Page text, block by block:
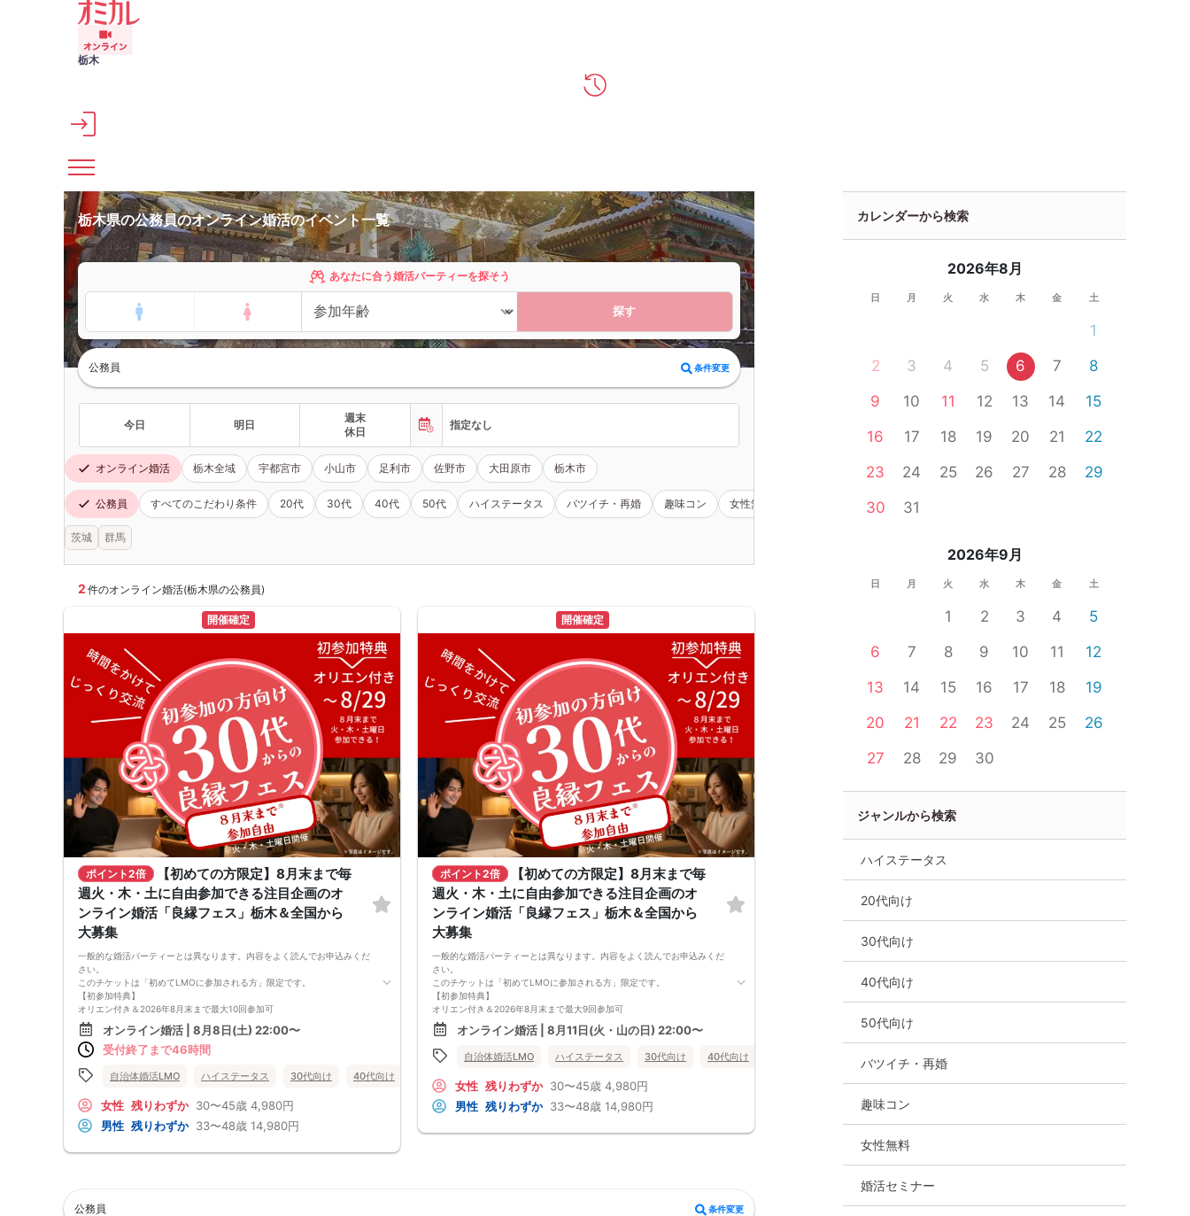
メインコンテンツへスキップ
栃木
栃木県の公務員のオンライン婚活のイベント一覧
あなたに合う婚活パーティーを探そう
探す
公務員 条件変更
今日 明日
週末
休日
指定なし
オンライン婚活 栃木全域 宇都宮市 小山市 足利市 佐野市 大田原市 栃木市
公務員 すべてのこだわり条件 20代 30代 40代 50代 ハイステータス バツイチ・再婚 趣味コン 女性無料 一人参加限定
茨城 群馬
2 件のオンライン婚活(栃木県の公務員)
開催確定
ポイント2倍
【初めての方限定】8月末まで毎
週火・木・土に自由参加できる注目企画のオ
ンライン婚活「良縁フェス」栃木＆全国から
大募集
一般的な婚活パーティーとは異なります。内容をよく読んでお申込みくだ
さい。
このチケットは「初めてLMOに参加される方」限定です。
【初参加特典】
オリエン付き＆2026年8月末まで最大10回参加可
・男性：14,980円（1回あたり約1,498円）
・女性：4,980円（1回あたり約498円）
LMO「良縁フェス」は、複数回の交流を通じて人柄や相性をじっくり確
毎回のグループ交流で少しずつ距離を縮めながら、自分らしい関わり方を
＜参加できる日程＞
初参加オリエン（必須）：8月8日（土） 22:00〜22:30
交流1回目：同日 22:30〜24:00
※2回目以降は遅刻・欠席・早退も自由ですが、お振替・返金はできませ
同期間に参加した異性の中から1名に申請できます。お相手が了承すると
オンライン婚活 | 8月8日(土) 22:00〜
受付終了まで46時間
自治体婚活LMO ハイステータス 30代向け 40代向け バツイチ・再婚
女性 残りわずか 30〜45歳 4,980円
男性 残りわずか 33〜48歳 14,980円
開催確定
ポイント2倍
【初めての方限定】8月末まで毎
週火・木・土に自由参加できる注目企画のオ
ンライン婚活「良縁フェス」栃木＆全国から
大募集
一般的な婚活パーティーとは異なります。内容をよく読んでお申込みくだ
さい。
このチケットは「初めてLMOに参加される方」限定です。
【初参加特典】
オリエン付き＆2026年8月末まで最大9回参加可
・男性：14,980円（1回あたり約1,664円）
・女性：4,980円（1回あたり約553円）
LMO「良縁フェス」は、複数回の交流を通じて人柄や相性をじっくり確
かめられるオンライン婚活イベントです。
試していきたい方に向いています。
＜参加できる日程＞
初参加オリエン（必須）：8月11日（火） 22:00〜22:30
同期間に参加した異性の中から1名に申請できます。お相手が了承すると
オンライン婚活 | 8月11日(火・山の日) 22:00〜
自治体婚活LMO ハイステータス 30代向け 40代向け オンライン婚活
女性 残りわずか 30〜45歳 4,980円
男性 残りわずか 33〜48歳 14,980円
公務員 条件変更
カレンダーから検索
2026年8月
日 月 火 水 木 金 土
1
2
3 4 5 6 7
8
9
10 11 12 13 14
15
16
17 18 19 20 21
22
23
24 25 26 27 28
29
30
31
2026年9月
日 月 火 水 木 金 土
1 2 3 4
5
6
7 8 9 10 11
12
13
14 15 16 17 18
19
20
21 22 23 24 25
26
27
28 29 30
ジャンルから検索
ハイステータス
20代向け
30代向け
40代向け
50代向け
バツイチ・再婚
趣味コン
女性無料
婚活セミナー